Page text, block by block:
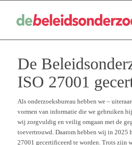
De
ISO 27001
Als onderzoeksbureau hebben we –
vormen van informatie die we gebruiken
wij zorgvuldig en veilig omgaan met de
toevertrouwd. Daarom hebben wij in 2025
27001 gecertificeerd te worden. Trots zijn